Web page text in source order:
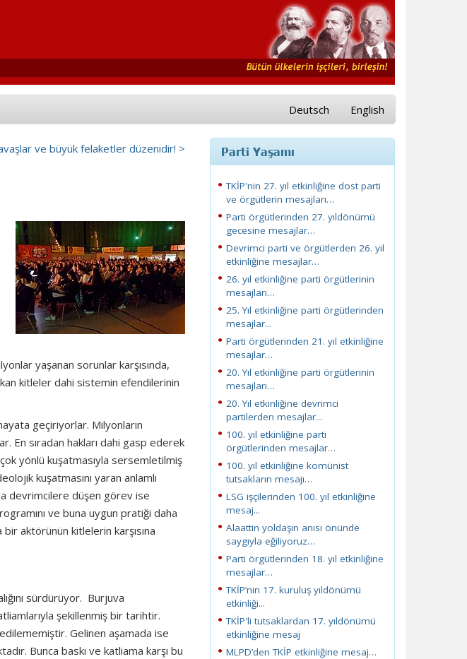
Deutsch English
ve büyük felaketler düzenidir! >
yaşanan sorunlar karşısında,
kitleler dahi sistemin efendilerinin
geçiriyorlar. Milyonların
En sıradan hakları dahi gasp ederek
çok yönlü kuşatmasıyla sersemletilmiş
kuşatmasını yaran anlamlı
devrimcilere düşen görev ise
ve buna uygun pratiği daha
aktörünün kitlelerin karşısına
sürdürüyor. Burjuva
şekillenmiş bir tarihtir.
Gelinen aşamada ise
Bunca baskı ve katliama karşı bu
Parti Yaşamı
TKİP'nin 27. yıl etkinliğine dost parti
ve örgütlerin mesajları…
Parti örgütlerinden 27. yıldönümü
gecesine mesajlar…
Devrimci parti ve örgütlerden 26. yıl
etkinliğine mesajlar…
26. yıl etkinliğine parti örgütlerinin
mesajları…
25. Yıl etkinliğine parti örgütlerinden
mesajlar...
Parti örgütlerinden 21. yıl etkinliğine
mesajlar…
20. Yıl etkinliğine parti örgütlerinin
mesajları…
20. Yıl etkinliğine devrimci
partilerden mesajlar...
100. yıl etkinliğine parti
örgütlerinden mesajlar…
100. yıl etkinliğine komünist
tutsakların mesajı…
LSG işçilerinden 100. yıl etkinliğine
mesaj...
Alaattin yoldaşın anısı önünde
saygıyla eğiliyoruz…
Parti örgütlerinden 18. yıl etkinliğine
mesajlar…
TKİP’nin 17. kuruluş yıldönümü
etkinliği...
TKİP'li tutsaklardan 17. yıldönümü
etkinliğine mesaj
MLPD’den TKİP etkinliğine mesaj…